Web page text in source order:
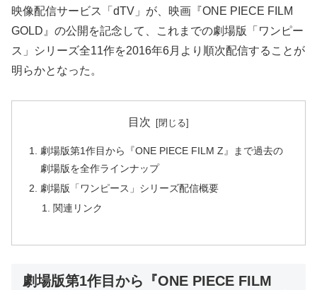
映像配信サービス「dTV」が、映画『ONE PIECE FILM
GOLD』の公開を記念して、これまでの劇場版「ワンピー
ス」シリーズ全11作を2016年6月より順次配信することが
明らかとなった。
目次
劇場版第1作目から『ONE PIECE FILM Z』まで過去の
劇場版を全作ラインナップ
劇場版「ワンピース」シリーズ配信概要
関連リンク
劇場版第1作目から『ONE PIECE FILM